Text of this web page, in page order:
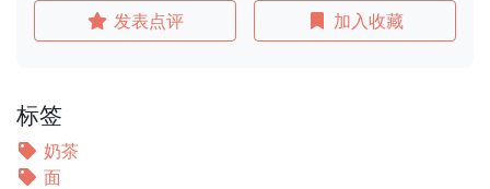
发表点评 加入收藏
标签
奶茶
面